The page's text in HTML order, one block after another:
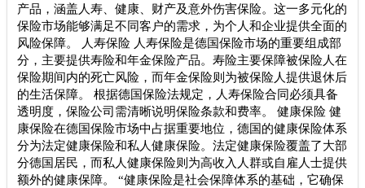
产品，涵盖人寿、健康、财产及意外伤害保险。这一多元化的
保险市场能够满足不同客户的需求，为个人和企业提供全面的
风险保障。 人寿保险 人寿保险是德国保险市场的重要组成部
分，主要提供寿险和年金保险产品。寿险主要保障被保险人在
保险期间内的死亡风险，而年金保险则为被保险人提供退休后
的生活保障。 根据德国保险法规定，人寿保险合同必须具备
透明度，保险公司需清晰说明保险条款和费率。 健康保险 健
康保险在德国保险市场中占据重要地位，德国的健康保险体系
分为法定健康保险和私人健康保险。法定健康保险覆盖了大部
分德国居民，而私人健康保险则为高收入人群或自雇人士提供
额外的健康保障。 “健康保险是社会保障体系的基础，它确保